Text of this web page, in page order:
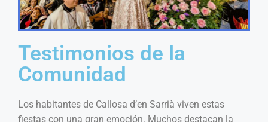
Testimonios de la
Comunidad
Los habitantes de Callosa d’en Sarrià viven estas
fiestas con una gran emoción. Muchos destacan la